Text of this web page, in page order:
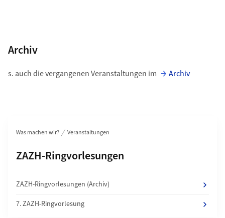
Archiv
s. auch die vergangenen Veranstaltungen im Archiv
Was machen wir? Veranstaltungen
Unterseiten von
ZAZH-Ringvorlesungen
ZAZH-Ringvorlesungen (Archiv)
7. ZAZH-Ringvorlesung